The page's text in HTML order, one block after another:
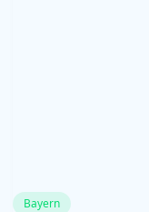
Bayern